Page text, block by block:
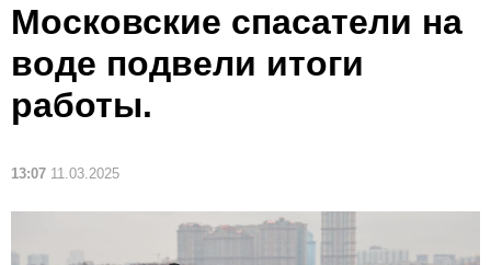
Московские спасатели на
воде подвели итоги
работы.
13:07 11.03.2025